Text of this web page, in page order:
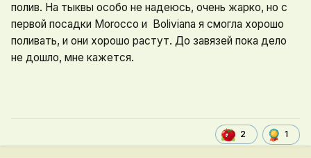
полив. На тыквы особо не надеюсь, очень жарко, но с
первой посадки Morocco и Boliviana я смогла хорошо
поливать, и они хорошо растут. До завязей пока дело
не дошло, мне кажется.
2 1